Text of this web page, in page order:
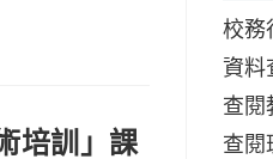
培訓」課
校務
資料
查閱
查閱